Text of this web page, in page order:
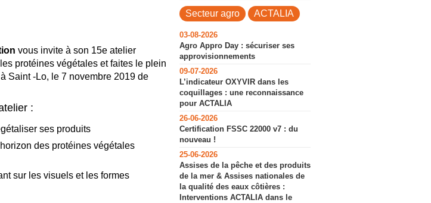
vous invite à son 15e atelier
protéines végétales et faites le plein
Saint -Lo, le 7 novembre 2019 de
:
ses produits
des protéines végétales
sur les visuels et les formes
Secteur agro ACTALIA
03-08-2026
Agro Appro Day : sécuriser ses
approvisionnements
09-07-2026
L’indicateur OXYVIR dans les
coquillages : une reconnaissance
pour ACTALIA
26-06-2026
Certification FSSC 22000 v7 : du
nouveau !
25-06-2026
Assises de la pêche et des produits
de la mer & Assises nationales de
la qualité des eaux côtières :
Interventions ACTALIA dans le